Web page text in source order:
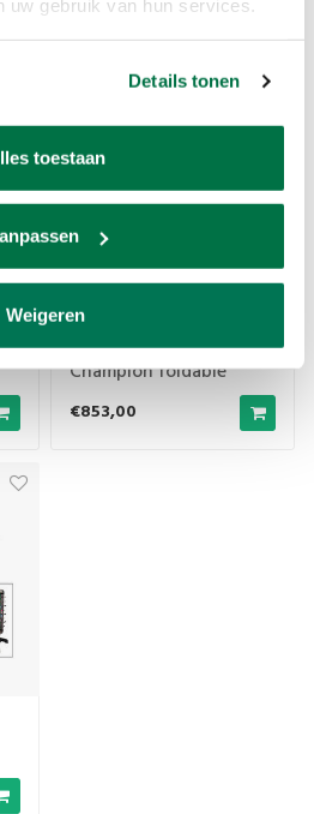
uw gebruik van hun services.
Details tonen
toestaan
Weigeren
Football table Garlando
Champion foldable
€853,00